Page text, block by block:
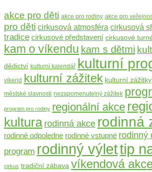
akce pro děti akce pro rodiny akce pro
pro děti cirkusová atmosféra cirkusová
tradice cirkusové představení cirkusové
kam o víkendu kam s dětmi
dědictví kulturní kalendář kulturní
víkend
kulturní zážitek kulturní zážitky
městské slavnosti nezapomenutelný zážitek
program pro rodiny regionální akce
kultura rodinná akce rodinná
rodinné odpoledne rodinné vstupné rodinný
program rodinný výlettip
cirkus tradiční zábava víkendová